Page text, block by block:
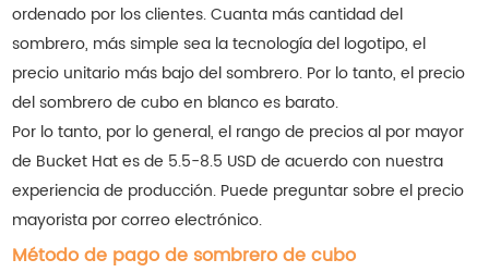
ordenado por los clientes. Cuanta más cantidad del
sombrero, más simple sea la tecnología del logotipo, el
precio unitario más bajo del sombrero. Por lo tanto, el precio
del sombrero de cubo en blanco es barato.
Por lo tanto, por lo general, el rango de precios al por mayor
de Bucket Hat es de 5.5-8.5 USD de acuerdo con nuestra
experiencia de producción. Puede preguntar sobre el precio
mayorista por correo electrónico.
Método de pago de sombrero de cubo